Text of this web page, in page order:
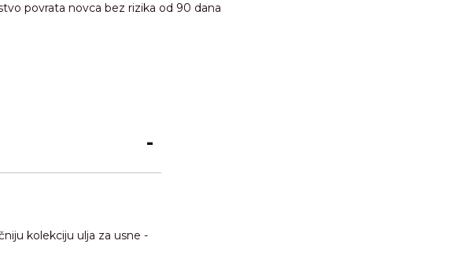
povrata novca bez rizika od 90 dana
kolekciju ulja za usne -